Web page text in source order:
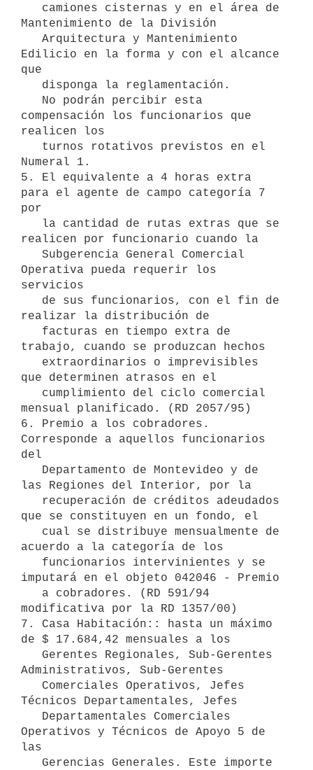
Mantenimiento de la División
Edilicio en la forma y con el alcance
que
compensación los funcionarios que
realicen los
Numeral 1.
5. El equivalente a 4 horas extra
para el agente de campo categoría 7
por
realicen por funcionario cuando la
Operativa pueda requerir los
servicios
realizar la distribución de
trabajo, cuando se produzcan hechos
que determinen atrasos en el
mensual planificado. (RD 2057/95)
6. Premio a los cobradores.
Corresponde a aquellos funcionarios
del
las Regiones del Interior, por la
que se constituyen en un fondo, el
acuerdo a la categoría de los
imputará en el objeto 042046 - Premio
modificativa por la RD 1357/00)
7. Casa Habitación:: hasta un máximo
de $ 17.684,42 mensuales a los
Administrativos, Sub-Gerentes
Técnicos Departamentales, Jefes
Operativos y Técnicos de Apoyo 5 de
las